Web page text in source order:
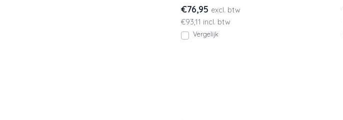
€76,95 excl. btw
€93,11 incl. btw
Vergelijk